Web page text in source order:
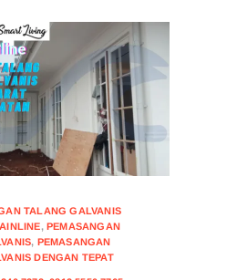
TALANG GALVANIS
,PEMASANGAN
, PEMASANGAN
DENGAN TEPAT